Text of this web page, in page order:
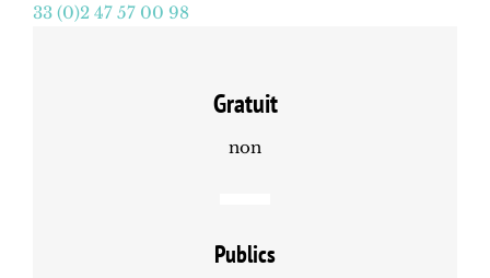
33 (0)2 47 57 00 98
Gratuit
non
Publics